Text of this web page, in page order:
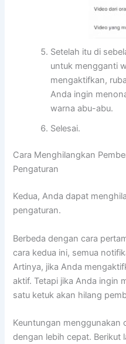
Setelah itu di
untuk mengganti
mengaktifkan,
Anda ingin
warna abu-abu.
Selesai.
Cara Menghilangkan
Pengaturan
Kedua, Anda dapat
pengaturan.
Berbeda dengan cara
cara kedua ini, semua
Artinya, jika Anda
aktif. Tetapi jika Anda ingin
satu ketuk akan hilang
Keuntungan menggunakan
dengan lebih cepat. Berikut